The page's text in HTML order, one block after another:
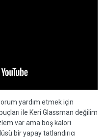
yardım etmek için
ile Keri Glassman değilim
var ama boş kalori
bir yapay tatlandırıcı